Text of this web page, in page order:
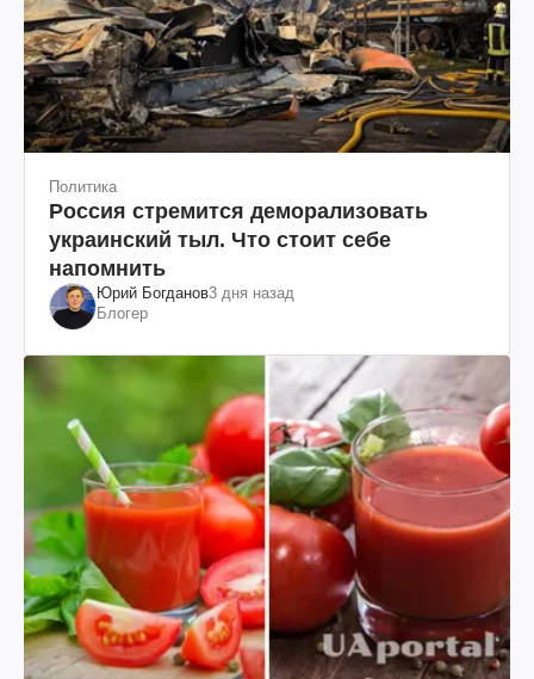
Политика
Россия стремится деморализовать
украинский тыл. Что стоит себе
напомнить
Юрий Богданов3 дня назад
Блогер